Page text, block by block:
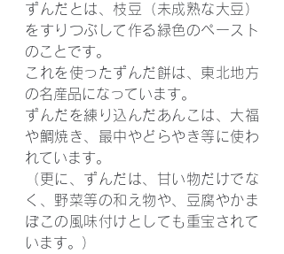
ずんだとは、枝豆（未成熟な大豆）
をすりつぶして作る緑色のペースト
のことです。
これを使ったずんだ餅は、東北地方
の名産品になっています。
ずんだを練り込んだあんこは、大福
や鯛焼き、最中やどらやき等に使わ
れています。
（更に、ずんだは、甘い物だけでな
く、野菜等の和え物や、豆腐やかま
ぼこの風味付けとしても重宝されて
います。）